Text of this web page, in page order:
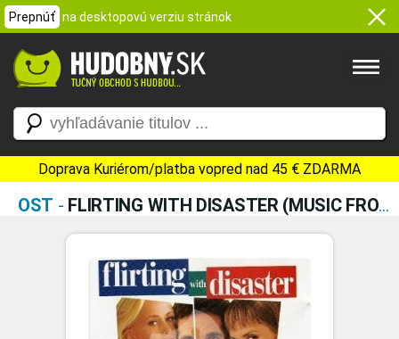
Prepnúť na desktopovú verziu stránok
Doprava Kuriérom/platba vopred nad 45 € ZDARMA
OST - FLIRTING WITH DISASTER (MUSIC FROM THE MIRAMAX MOTION PICTURE)